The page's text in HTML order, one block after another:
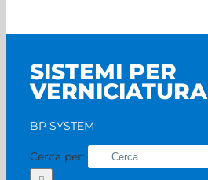
SISTEMI PER
VERNICIATURA
BP SYSTEM
Cerca per: